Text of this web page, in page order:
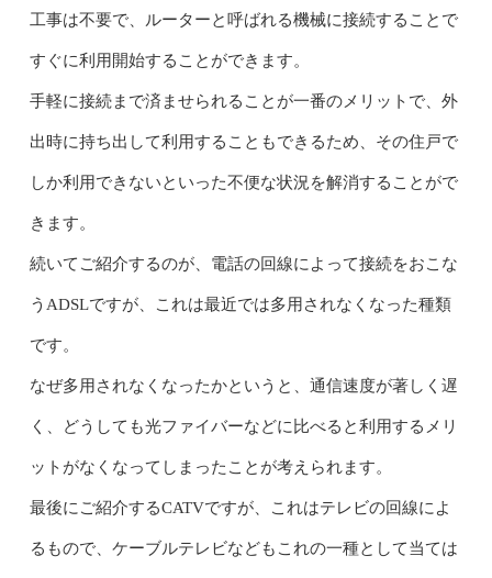
工事は不要で、ルーターと呼ばれる機械に接続することで
すぐに利用開始することができます。
手軽に接続まで済ませられることが一番のメリットで、外
出時に持ち出して利用することもできるため、その住戸で
しか利用できないといった不便な状況を解消することがで
きます。
続いてご紹介するのが、電話の回線によって接続をおこな
うADSLですが、これは最近では多用されなくなった種類
です。
なぜ多用されなくなったかというと、通信速度が著しく遅
く、どうしても光ファイバーなどに比べると利用するメリ
ットがなくなってしまったことが考えられます。
最後にご紹介するCATVですが、これはテレビの回線によ
るもので、ケーブルテレビなどもこれの一種として当ては